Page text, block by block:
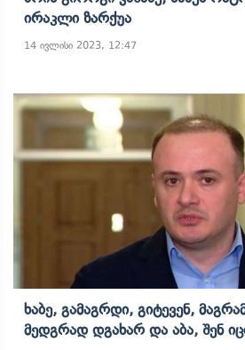
Ირაკლი Ზარქუა
14 ივლისი 2023, 12:47
Ხაბე, Გამაგრდი, Გიტევენ,
Მედგრად Დგახარ Და Აბა, Შენ